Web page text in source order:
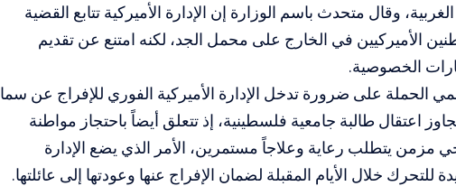
وقال متحدث باسم الوزارة إن الإدارة الأميركية تتابع القضية
الأميركيين في الخارج على محمل الجد، لكنه امتنع عن تقديم
الخصوصية.
الحملة على ضرورة تدخل الإدارة الأميركية الفوري للإفراج عن سما
اعتقال طالبة جامعية فلسطينية، إذ تتعلق أيضاً باحتجاز مواطنة
يتطلب رعاية وعلاجاً مستمرين، الأمر الذي يضع الإدارة
للتحرك خلال الأيام المقبلة لضمان الإفراج عنها وعودتها إلى عائلتها.